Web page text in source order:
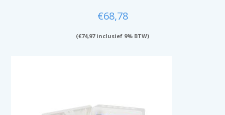
€68,78
(€74,97inclusief 9% BTW)